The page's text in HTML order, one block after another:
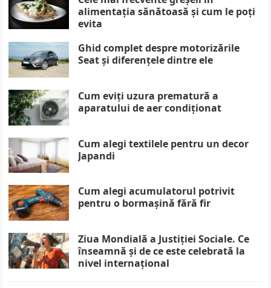
alimentația sănătoasă și cum le poți
evita
Ghid complet despre motorizările
Seat și diferențele dintre ele
Cum eviți uzura prematură a
aparatului de aer condiționat
Cum alegi textilele pentru un decor
Japandi
Cum alegi acumulatorul potrivit
pentru o bormașină fără fir
Ziua Mondială a Justiției Sociale. Ce
înseamnă și de ce este celebrată la
nivel internațional